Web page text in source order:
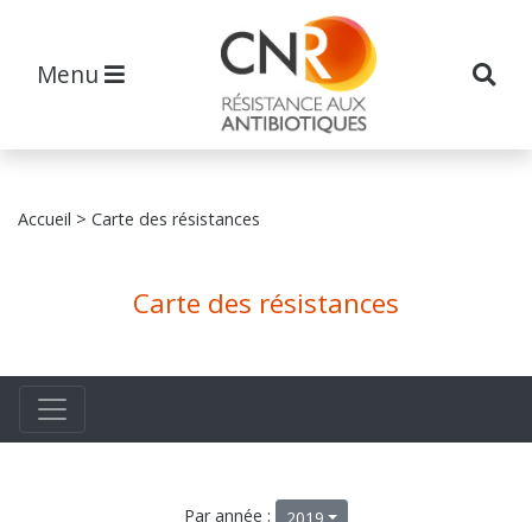
Menu
Accueil > Carte des résistances
Carte des résistances
Par année :